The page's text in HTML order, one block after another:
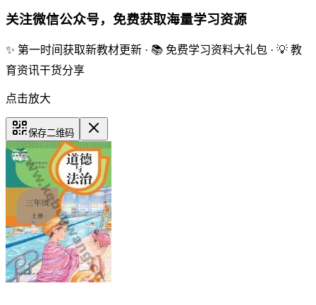
关注微信公众号，免费获取海量学习资源
✨ 第一时间获取新教材更新 · 📚 免费学习资料大礼包 · 💡 教
育资讯干货分享
点击放大
保存二维码